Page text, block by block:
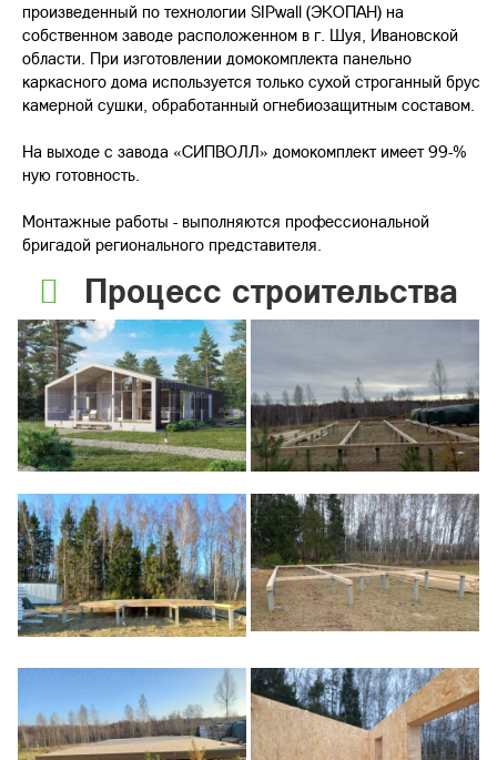
произведенный по технологии SIPwall (ЭКОПАН) на
собственном заводе расположенном в г. Шуя, Ивановской
области. При изготовлении домокомплекта панельно
каркасного дома используется только сухой строганный брус
камерной сушки, обработанный огнебиозащитным составом.
На выходе с завода «СИПВОЛЛ» домокомплект имеет 99-%
ную готовность.
Монтажные работы - выполняются профессиональной
бригадой регионального представителя.
Процесс строительства